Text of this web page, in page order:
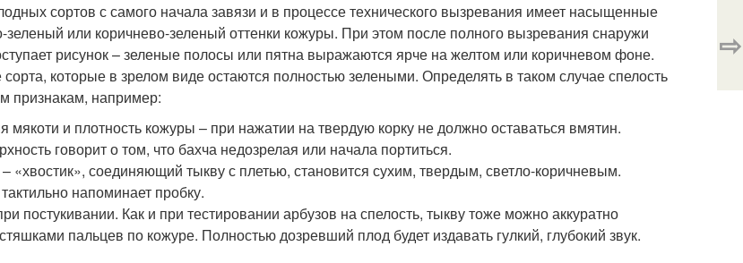
сортов с самого начала завязи и в процессе технического вызревания имеет насыщенные
зеленый или коричнево-зеленый оттенки кожуры. При этом после полного вызревания снаружи
рисунок – зеленые полосы или пятна выражаются ярче на желтом или коричневом фоне.
сорта, которые в зрелом виде остаются полностью зелеными. Определять в таком случае спелость
признакам, например:
мякоти и плотность кожуры – при нажатии на твердую корку не должно оставаться вмятин.
говорит о том, что бахча недозрелая или начала портиться.
«хвостик», соединяющий тыкву с плетью, становится сухим, твердым, светло-коричневым.
напоминает пробку.
постукивании. Как и при тестировании арбузов на спелость, тыкву тоже можно аккуратно
пальцев по кожуре. Полностью дозревший плод будет издавать гулкий, глубокий звук.
⇨